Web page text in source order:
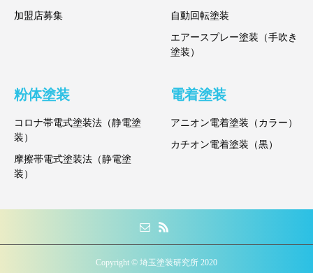
加盟店募集 自動回転塗装
エアースプレー塗装（手吹き
塗装）
粉体塗装
コロナ帯電式塗装法（静電塗
装）
摩擦帯電式塗装法（静電塗
装）
電着塗装
アニオン電着塗装（カラー）
カチオン電着塗装（黒）
Copyright © 埼玉塗装研究所 2020